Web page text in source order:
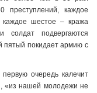
преступлений, каждое
каждое шестое – кража
подвергаются
пятый покидает армию с
очередь калечит
«из нашей молодежи не